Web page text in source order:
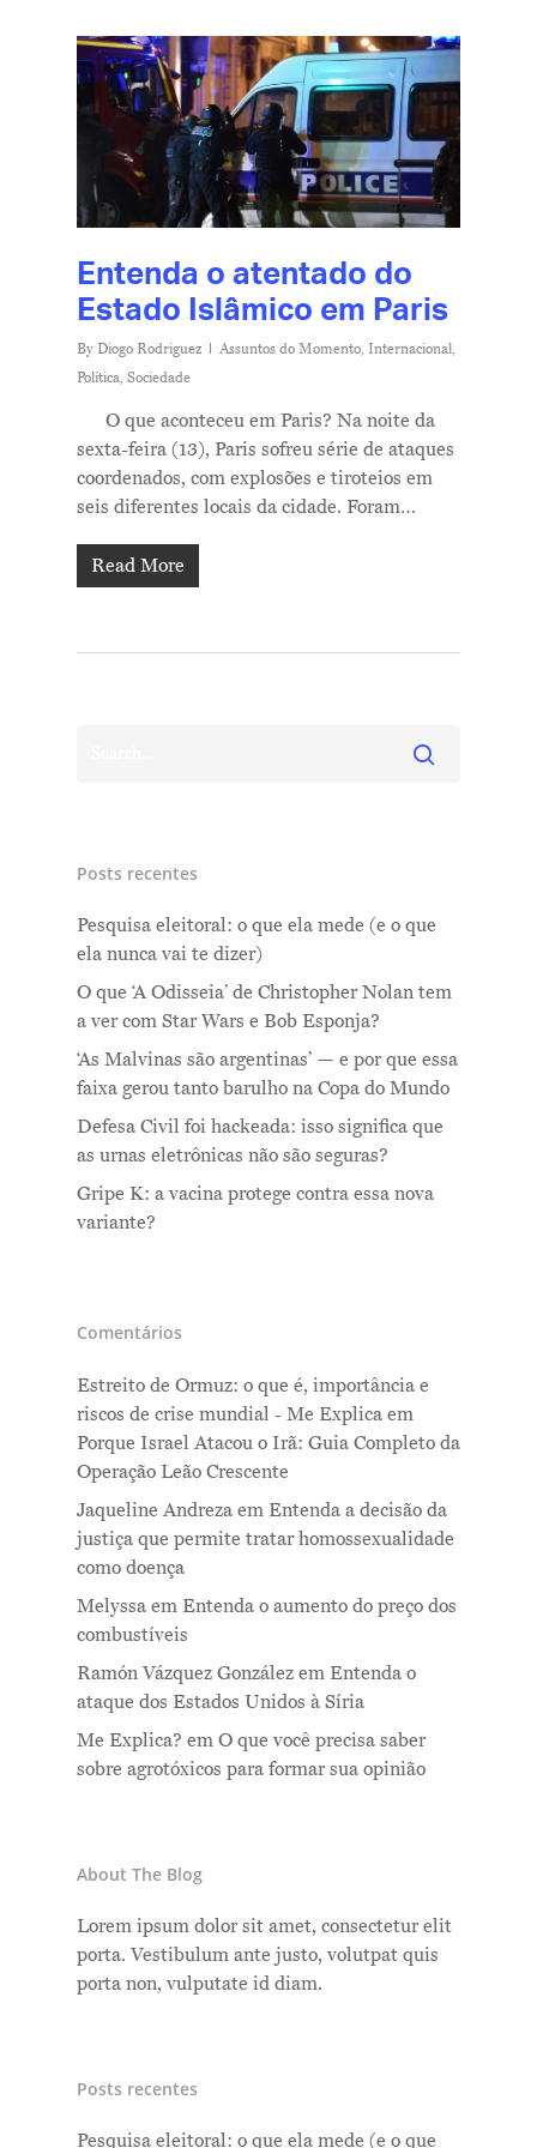
Entenda o atentado do
Estado Islâmico em Paris
By Diogo Rodriguez Assuntos do Momento, Internacional,
Política, Sociedade
O que aconteceu em Paris? Na noite da
sexta-feira (13), Paris sofreu série de ataques
coordenados, com explosões e tiroteios em
seis diferentes locais da cidade. Foram…
Read More
Posts recentes
Pesquisa eleitoral: o que ela mede (e o que
ela nunca vai te dizer)
O que ‘A Odisseia’ de Christopher Nolan tem
a ver com Star Wars e Bob Esponja?
‘As Malvinas são argentinas’ — e por que essa
faixa gerou tanto barulho na Copa do Mundo
Defesa Civil foi hackeada: isso significa que
as urnas eletrônicas não são seguras?
Gripe K: a vacina protege contra essa nova
variante?
Comentários
Estreito de Ormuz: o que é, importância e
riscos de crise mundial - Me Explica em
Porque Israel Atacou o Irã: Guia Completo da
Operação Leão Crescente
Jaqueline Andreza em Entenda a decisão da
justiça que permite tratar homossexualidade
como doença
Melyssa em Entenda o aumento do preço dos
combustíveis
Ramón Vázquez González em Entenda o
ataque dos Estados Unidos à Síria
Me Explica? em O que você precisa saber
sobre agrotóxicos para formar sua opinião
About The Blog
Lorem ipsum dolor sit amet, consectetur elit
porta. Vestibulum ante justo, volutpat quis
porta non, vulputate id diam.
Posts recentes
Pesquisa eleitoral: o que ela mede (e o que